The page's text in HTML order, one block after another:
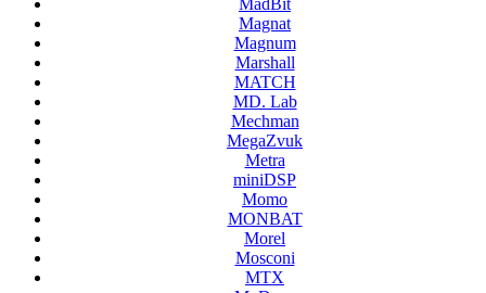
MadBit
Magnat
Magnum
Marshall
MATCH
MD. Lab
Mechman
MegaZvuk
Metra
miniDSP
Momo
MONBAT
Morel
Mosconi
MTX